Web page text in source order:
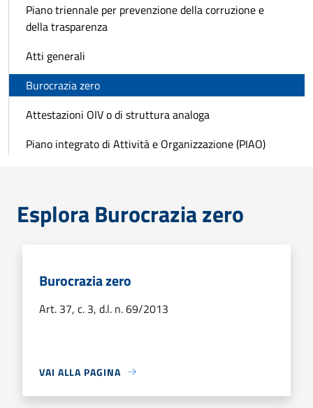
Piano triennale per prevenzione della corruzione e
della trasparenza
Atti generali
Burocrazia zero
Attestazioni OIV o di struttura analoga
Piano integrato di Attività e Organizzazione (PIAO)
Esplora Burocrazia zero
Burocrazia zero
Art. 37, c. 3, d.l. n. 69/2013
VAI ALLA PAGINA